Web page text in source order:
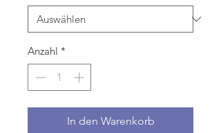
Anzahl *
In den Warenkorb